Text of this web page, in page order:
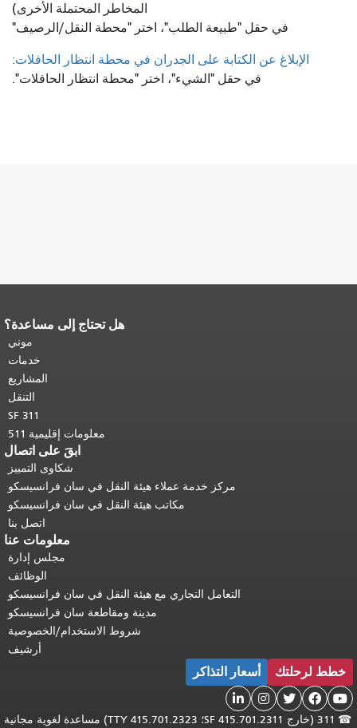
المخاطر المحتملة الأخرى)
في حقل "طبيعة الطلب"، اختر "محطة النقل/الرصيف"
الإبلاغ عن الكتابة على الجدران في محطة انتظار الحافلات:
في حقل "الشيء"، اختر "محطة انتظار الحافلات".
هل تحتاج إلى مساعدة؟
موني
خدمات
المشاريع
التنقل
SF 311
معلومات إقليمية 511
ابقَ على اتصال
شكاوى التمييز
مركز خدمة عملاء هيئة النقل في سان فرانسيسكو
مكاتب هيئة النقل في سان فرانسيسكو
اتصل بنا
معلومات عنا
مجلس إدارة
الوظائف
التعامل التجاري مع هيئة النقل في سان فرانسيسكو
مدينة ومقاطعة سان فرانسيسكو
شروط الاستخدام/الخصوصية
أرشيف
خطط لرحلتك أسعار التذاكر





☎ 311 (خارج SF 415.701.2311؛ TTY 415.701.2323) مساعدة لغوية مجانية